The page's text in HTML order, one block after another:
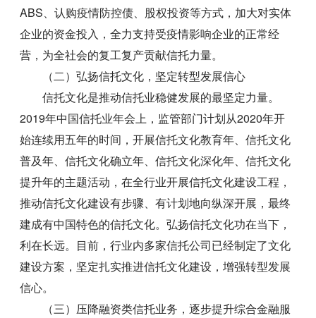
ABS、认购疫情防控债、股权投资等方式，加大对实体
企业的资金投入，全力支持受疫情影响企业的正常经
营，为全社会的复工复产贡献信托力量。
（二）弘扬信托文化，坚定转型发展信心
信托文化是推动信托业稳健发展的最坚定力量。
2019年中国信托业年会上，监管部门计划从2020年开
始连续用五年的时间，开展信托文化教育年、信托文化
普及年、信托文化确立年、信托文化深化年、信托文化
提升年的主题活动，在全行业开展信托文化建设工程，
推动信托文化建设有步骤、有计划地向纵深开展，最终
建成有中国特色的信托文化。弘扬信托文化功在当下，
利在长远。目前，行业内多家信托公司已经制定了文化
建设方案，坚定扎实推进信托文化建设，增强转型发展
信心。
（三）压降融资类信托业务，逐步提升综合金融服